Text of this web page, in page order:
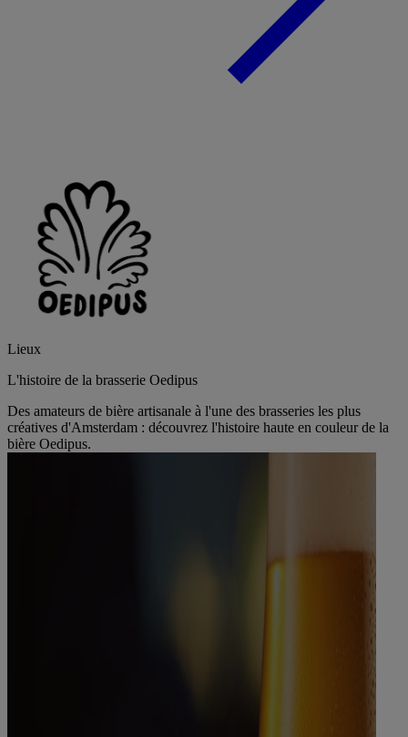
Lieux
L'histoire de la brasserie Oedipus
Des amateurs de bière artisanale à l'une des brasseries les plus
créatives d'Amsterdam : découvrez l'histoire haute en couleur de la
bière Oedipus.